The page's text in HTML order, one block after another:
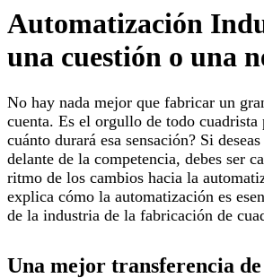
Automatización
una cuestión o una
No hay nada mejor que fabricar un
cuenta. Es el orgullo de todo cuadrista
cuánto durará esa sensación? Si
delante de la competencia, debes ser
ritmo de los cambios hacia la
explica cómo la automatización es
de la industria de la fabricación de
Una mejor transferencia